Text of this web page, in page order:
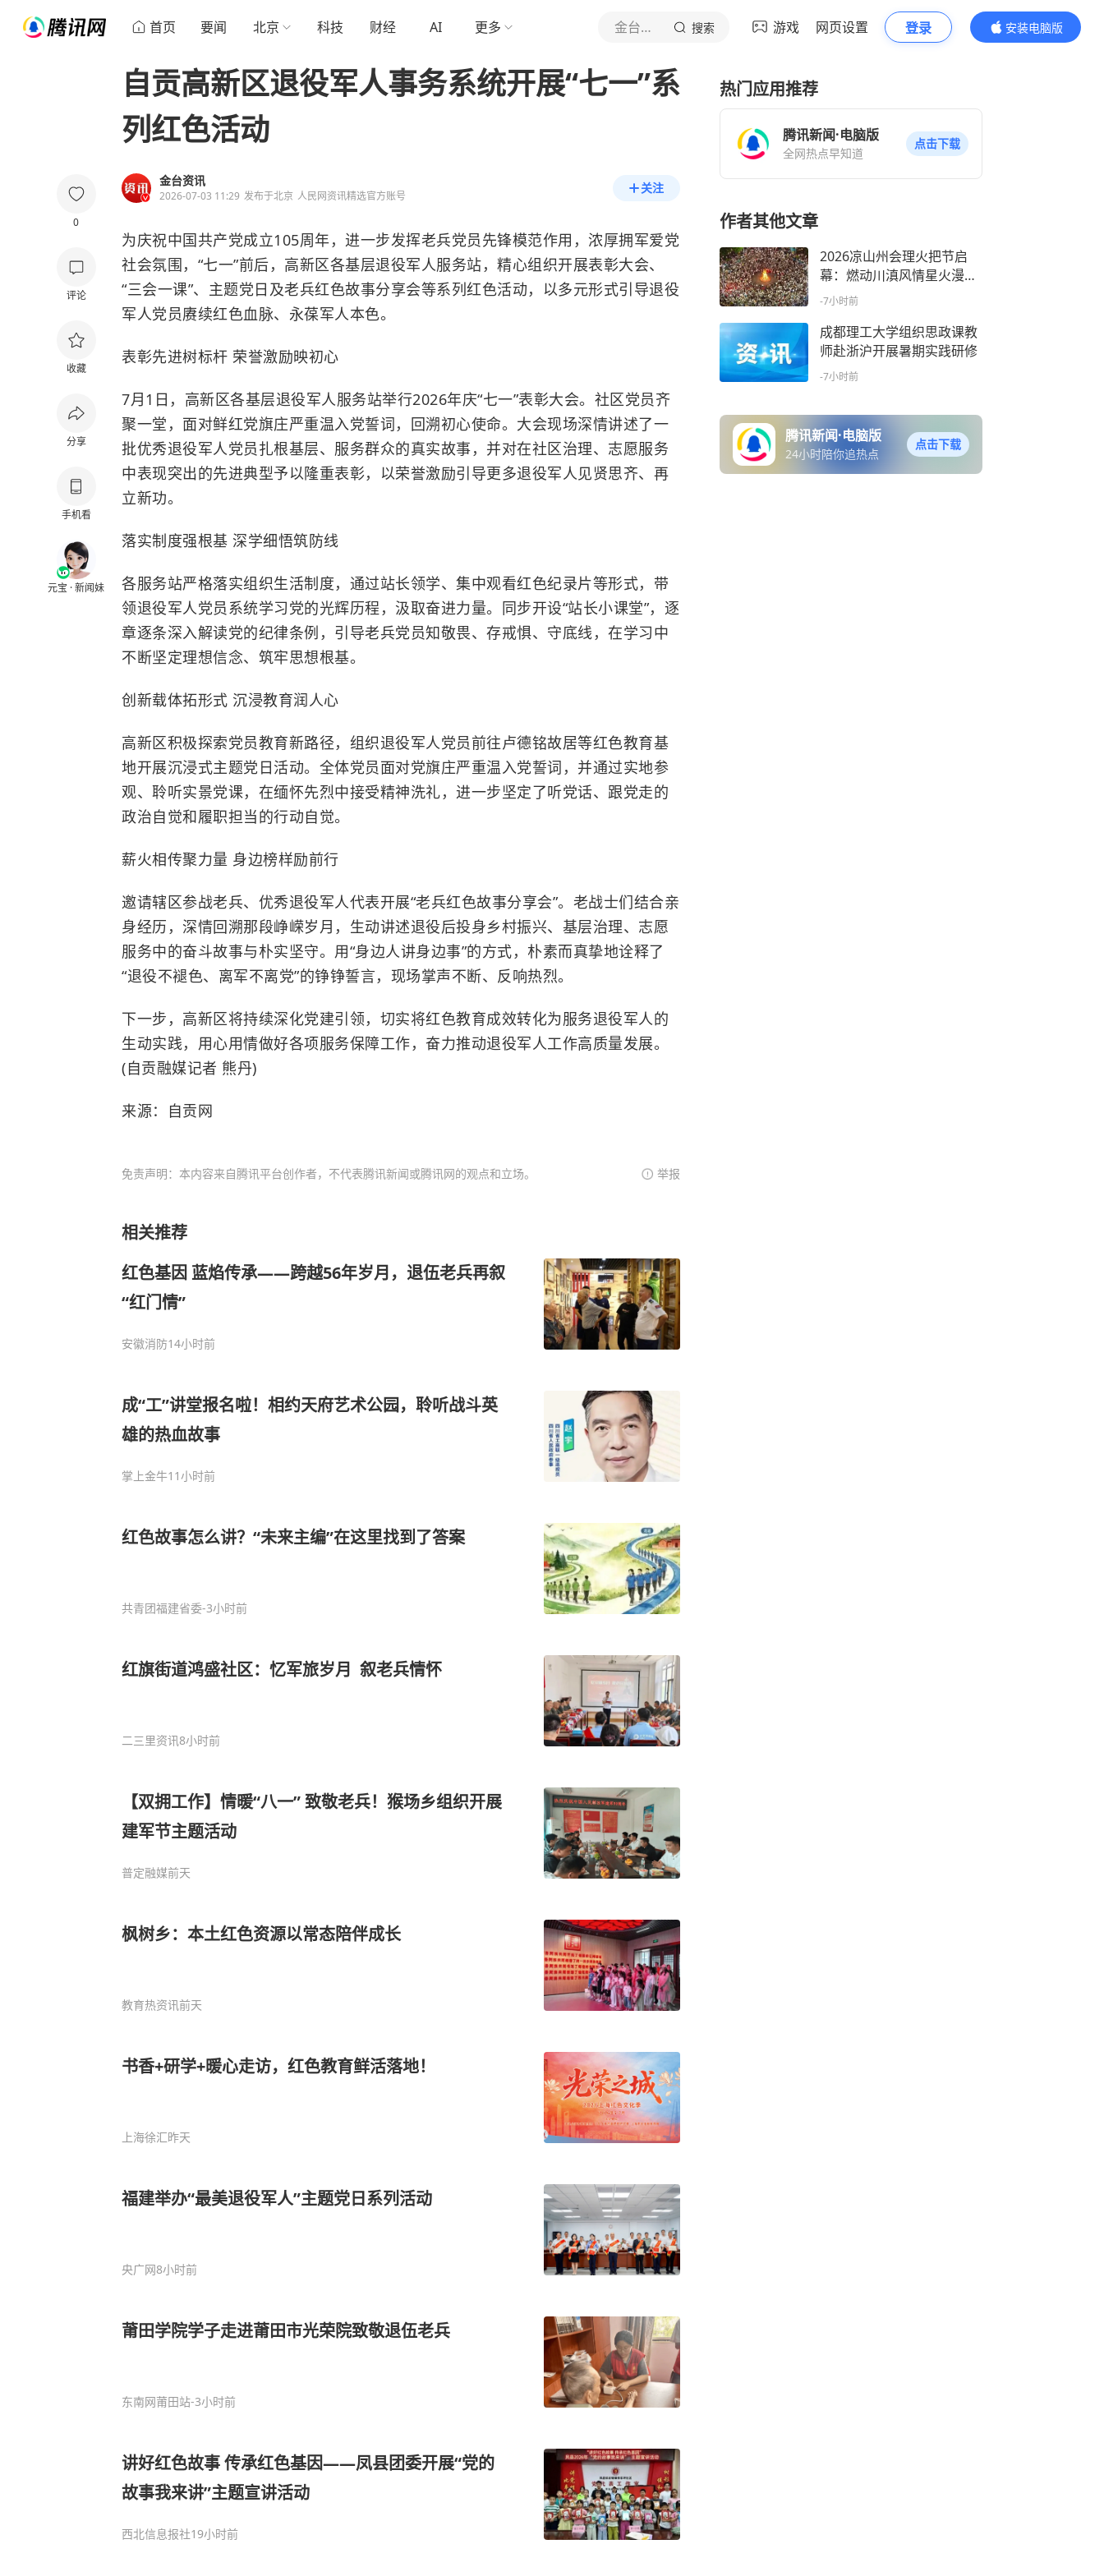
首页 要闻 北京 科技 财经 AI 更多 金台资讯 搜索 游戏 网页设置 登录
安装电脑版
内容更精彩
0
评论
收藏
分享
手机看
元宝 · 新闻妹
自贡高新区退役军人事务系统开展“七一”系
列红色活动
金台资讯
2026-07-03 11:29 发布于北京 人民网资讯精选官方账号
关注
为庆祝中国共产党成立105周年，进一步发挥老兵党员先锋模范作用，浓厚拥军爱党
社会氛围，“七一”前后，高新区各基层退役军人服务站，精心组织开展表彰大会、
“三会一课”、主题党日及老兵红色故事分享会等系列红色活动，以多元形式引导退役
军人党员赓续红色血脉、永葆军人本色。
表彰先进树标杆 荣誉激励映初心
7月1日，高新区各基层退役军人服务站举行2026年庆“七一”表彰大会。社区党员齐
聚一堂，面对鲜红党旗庄严重温入党誓词，回溯初心使命。大会现场深情讲述了一
批优秀退役军人党员扎根基层、服务群众的真实故事，并对在社区治理、志愿服务
中表现突出的先进典型予以隆重表彰，以荣誉激励引导更多退役军人见贤思齐、再
立新功。
落实制度强根基 深学细悟筑防线
各服务站严格落实组织生活制度，通过站长领学、集中观看红色纪录片等形式，带
领退役军人党员系统学习党的光辉历程，汲取奋进力量。同步开设“站长小课堂”，逐
章逐条深入解读党的纪律条例，引导老兵党员知敬畏、存戒惧、守底线，在学习中
不断坚定理想信念、筑牢思想根基。
创新载体拓形式 沉浸教育润人心
高新区积极探索党员教育新路径，组织退役军人党员前往卢德铭故居等红色教育基
地开展沉浸式主题党日活动。全体党员面对党旗庄严重温入党誓词，并通过实地参
观、聆听实景党课，在缅怀先烈中接受精神洗礼，进一步坚定了听党话、跟党走的
政治自觉和履职担当的行动自觉。
薪火相传聚力量 身边榜样励前行
邀请辖区参战老兵、优秀退役军人代表开展“老兵红色故事分享会”。老战士们结合亲
身经历，深情回溯那段峥嵘岁月，生动讲述退役后投身乡村振兴、基层治理、志愿
服务中的奋斗故事与朴实坚守。用“身边人讲身边事”的方式，朴素而真挚地诠释了
“退役不褪色、离军不离党”的铮铮誓言，现场掌声不断、反响热烈。
下一步，高新区将持续深化党建引领，切实将红色教育成效转化为服务退役军人的
生动实践，用心用情做好各项服务保障工作，奋力推动退役军人工作高质量发展。
(自贡融媒记者 熊丹)
来源：自贡网
免责声明：本内容来自腾讯平台创作者，不代表腾讯新闻或腾讯网的观点和立场。 举报
相关推荐
红色基因 蓝焰传承——跨越56年岁月，退伍老兵再叙
“红门情”
安徽消防14小时前
成“工”讲堂报名啦！相约天府艺术公园，聆听战斗英
雄的热血故事
掌上金牛11小时前
红色故事怎么讲？“未来主编”在这里找到了答案
共青团福建省委-3小时前
红旗街道鸿盛社区：忆军旅岁月 叙老兵情怀
二三里资讯8小时前
【双拥工作】情暖“八一” 致敬老兵！猴场乡组织开展
建军节主题活动
普定融媒前天
枫树乡：本土红色资源以常态陪伴成长
教育热资讯前天
书香+研学+暖心走访，红色教育鲜活落地！
上海徐汇昨天
福建举办“最美退役军人”主题党日系列活动
央广网8小时前
莆田学院学子走进莆田市光荣院致敬退伍老兵
东南网莆田站-3小时前
讲好红色故事 传承红色基因——凤县团委开展“党的
故事我来讲”主题宣讲活动
西北信息报社19小时前
热门应用推荐
腾讯新闻·电脑版
全网热点早知道
点击下载
作者其他文章
2026凉山州会理火把节启
幕：燃动川滇风情星火漫向
乡野
-7小时前
成都理工大学组织思政课教
师赴浙沪开展暑期实践研修
-7小时前
腾讯新闻·电脑版
24小时陪你追热点
点击下载